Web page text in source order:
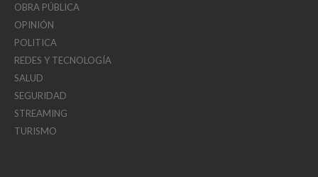
OBRA PÚBLICA
OPINIÓN
POLITICA
REDES Y TECNOLOGÍA
SALUD
SEGURIDAD
STREAMING
TURISMO